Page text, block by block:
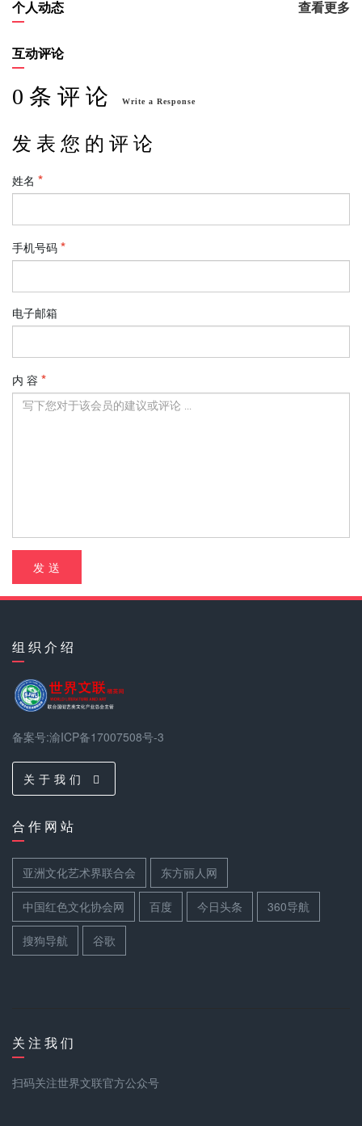
个人动态 查看更多
互动评论
0 条 评 论 Write a Response
发 表 您 的 评 论
姓名
手机号码
电子邮箱
内 容
发 送
组 织 介 绍
备案号:渝ICP备17007508号-3
关 于 我 们
合 作 网 站
亚洲文化艺术界联合会 东方丽人网
中国红色文化协会网 百度 今日头条 360导航
搜狗导航 谷歌
关 注 我 们
扫码关注世界文联官方公众号